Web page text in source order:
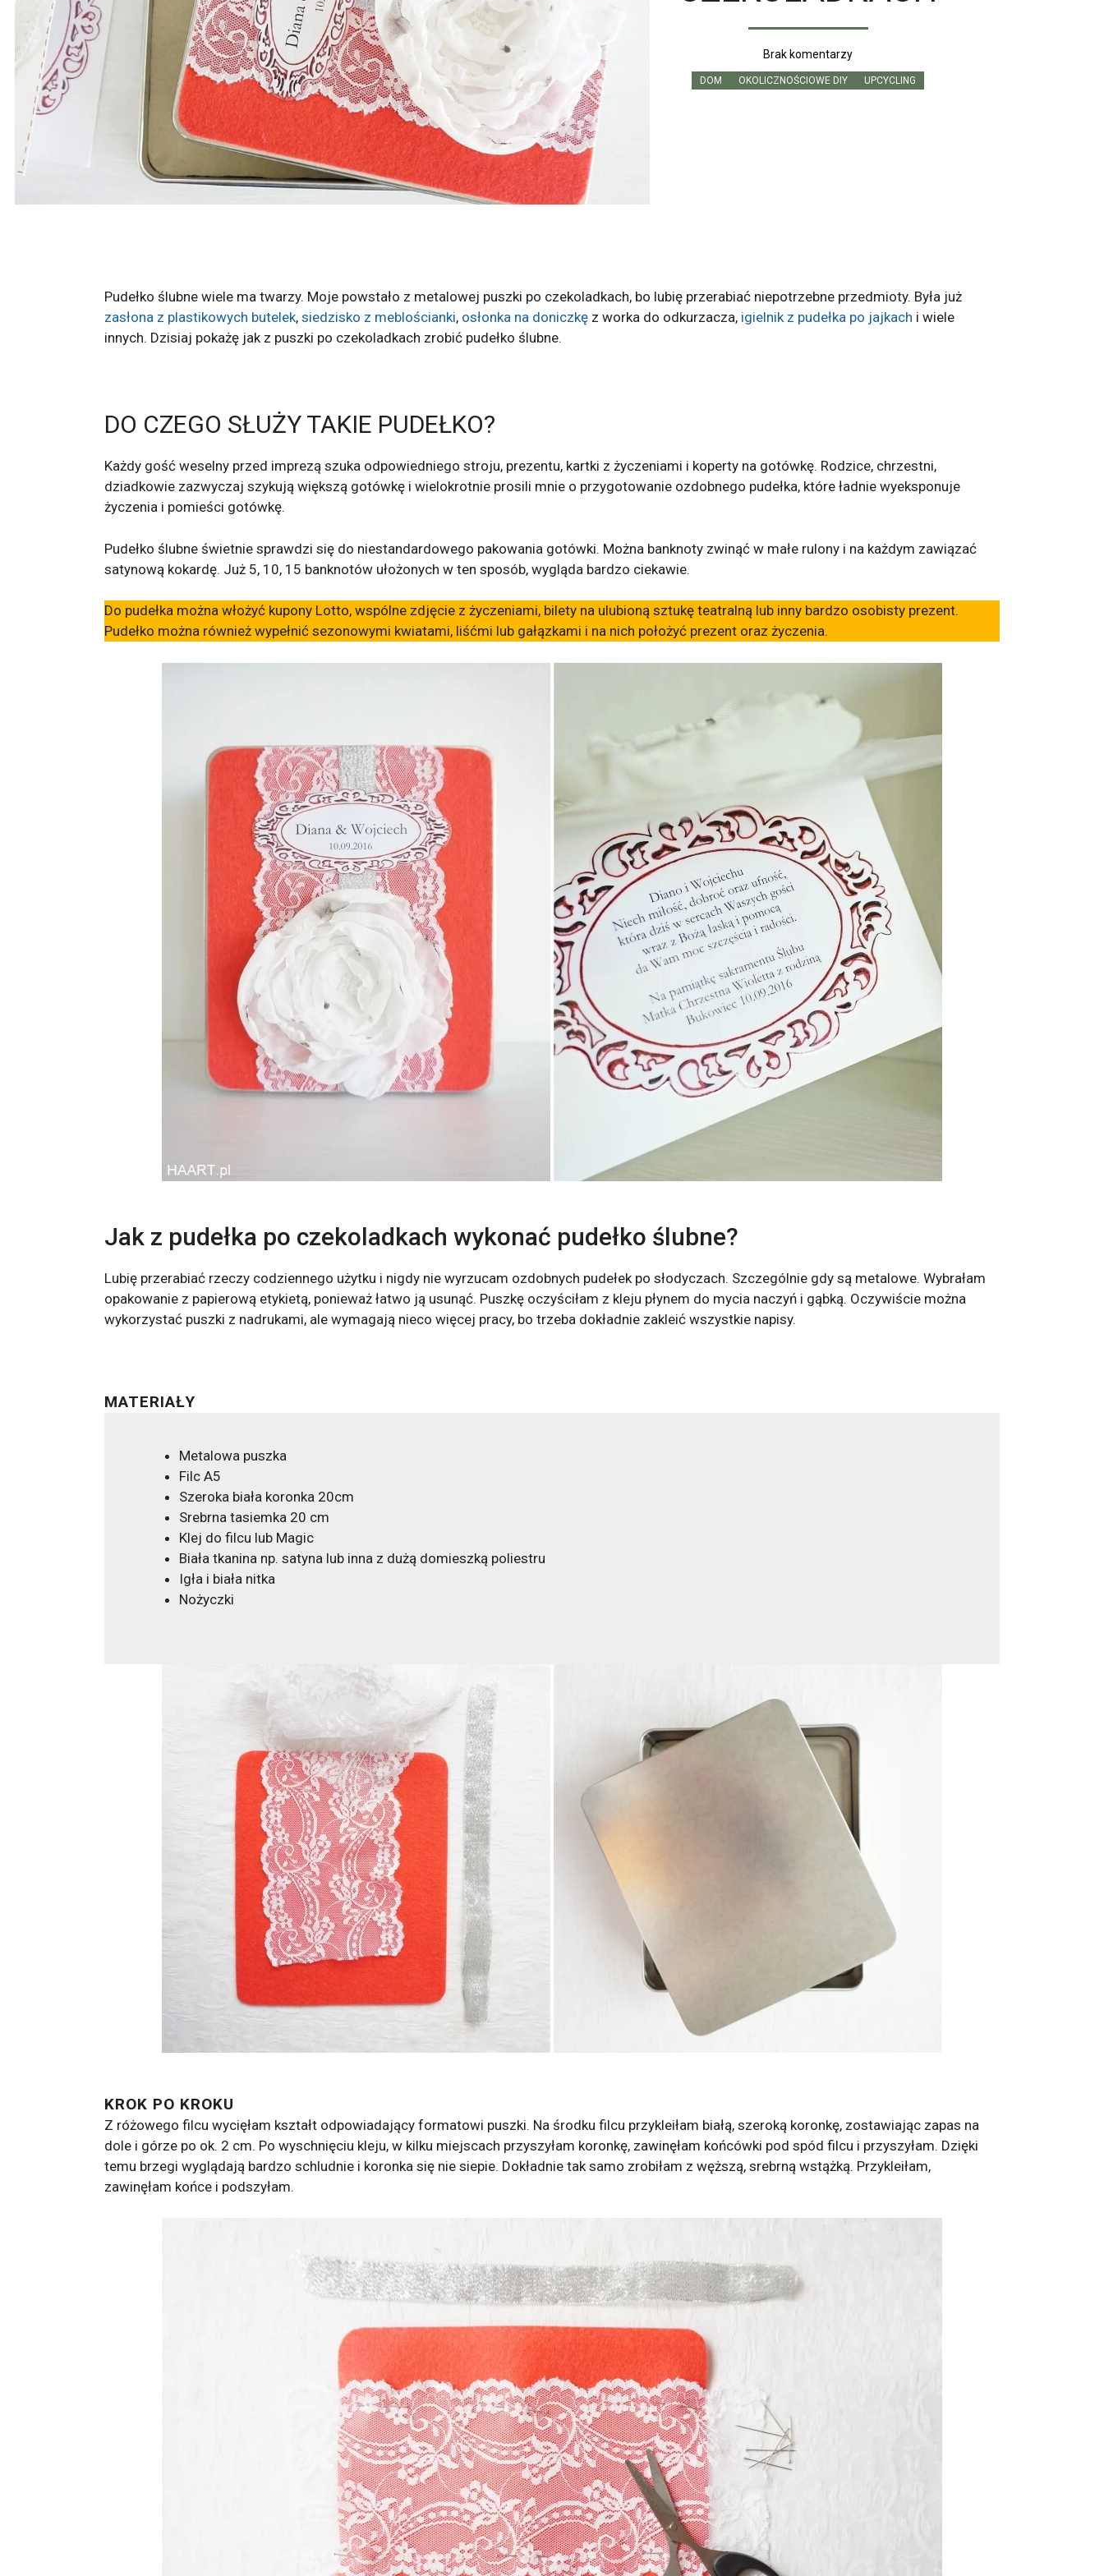
Brak komentarzy
DOM OKOLICZNOŚCIOWE DIY UPCYCLING
Pudełko ślubne wiele ma twarzy. Moje powstało z metalowej puszki po czekoladkach, bo lubię przerabiać niepotrzebne przedmioty. Była już
zasłona z plastikowych butelek, siedzisko z meblościanki, osłonka na doniczkę z worka do odkurzacza, igielnik z pudełka po jajkach i wiele
innych. Dzisiaj pokażę jak z puszki po czekoladkach zrobić pudełko ślubne.
DO CZEGO SŁUŻY TAKIE PUDEŁKO?
Każdy gość weselny przed imprezą szuka odpowiedniego stroju, prezentu, kartki z życzeniami i koperty na gotówkę. Rodzice, chrzestni,
dziadkowie zazwyczaj szykują większą gotówkę i wielokrotnie prosili mnie o przygotowanie ozdobnego pudełka, które ładnie wyeksponuje
życzenia i pomieści gotówkę.
Pudełko ślubne świetnie sprawdzi się do niestandardowego pakowania gotówki. Można banknoty zwinąć w małe rulony i na każdym zawiązać
satynową kokardę. Już 5, 10, 15 banknotów ułożonych w ten sposób, wygląda bardzo ciekawie.
Do pudełka można włożyć kupony Lotto, wspólne zdjęcie z życzeniami, bilety na ulubioną sztukę teatralną lub inny bardzo osobisty prezent.
Pudełko można również wypełnić sezonowymi kwiatami, liśćmi lub gałązkami i na nich położyć prezent oraz życzenia.
Jak z pudełka po czekoladkach wykonać pudełko ślubne?
Lubię przerabiać rzeczy codziennego użytku i nigdy nie wyrzucam ozdobnych pudełek po słodyczach. Szczególnie gdy są metalowe. Wybrałam
opakowanie z papierową etykietą, ponieważ łatwo ją usunąć. Puszkę oczyściłam z kleju płynem do mycia naczyń i gąbką. Oczywiście można
wykorzystać puszki z nadrukami, ale wymagają nieco więcej pracy, bo trzeba dokładnie zakleić wszystkie napisy.
MATERIAŁY
Metalowa puszka
Filc A5
Szeroka biała koronka 20cm
Srebrna tasiemka 20 cm
Klej do filcu lub Magic
Biała tkanina np. satyna lub inna z dużą domieszką poliestru
Igła i biała nitka
Nożyczki
KROK PO KROKU
Z różowego filcu wycięłam kształt odpowiadający formatowi puszki. Na środku filcu przykleiłam białą, szeroką koronkę, zostawiając zapas na
dole i górze po ok. 2 cm. Po wyschnięciu kleju, w kilku miejscach przyszyłam koronkę, zawinęłam końcówki pod spód filcu i przyszyłam. Dzięki
temu brzegi wyglądają bardzo schludnie i koronka się nie siepie. Dokładnie tak samo zrobiłam z węższą, srebrną wstążką. Przykleiłam,
zawinęłam końce i podszyłam.